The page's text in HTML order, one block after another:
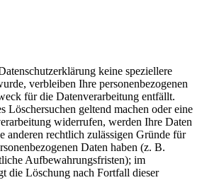
keine speziellere
verbleiben Ihre personenbezogenen
für die Datenverarbeitung entfällt.
Löschersuchen geltend machen oder eine
widerrufen, werden Ihre Daten
anderen rechtlich zulässigen Gründe für
Daten haben (z. B.
Aufbewahrungsfristen); im
die Löschung nach Fortfall dieser